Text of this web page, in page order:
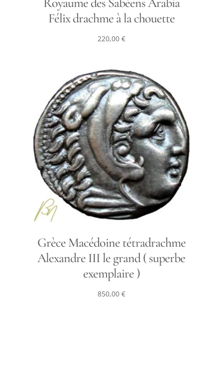
Félix drachme à la chouette
220,00 €
Grèce Macédoine tétradrachme
Alexandre III le grand ( superbe
exemplaire )
850,00 €